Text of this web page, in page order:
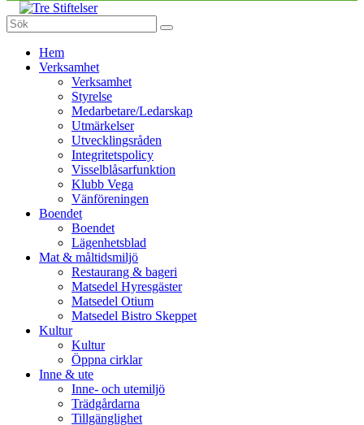
Sök
efter:
vidare
Hem
Verksamhet
Verksamhet
Styrelse
Medarbetare/Ledarskap
Utmärkelser
Utvecklingsråden
Integritetspolicy
Visselblåsarfunktion
Klubb Vega
Vänföreningen
Boendet
Boendet
Lägenhetsblad
Mat & måltidsmiljö
Restaurang & bageri
Matsedel Hyresgäster
Matsedel Otium
Matsedel Bistro Skeppet
Kultur
Kultur
Öppna cirklar
Inne & ute
Inne- och utemiljö
Trädgårdarna
Tillgänglighet